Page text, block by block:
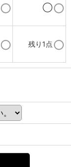
◯
残り1点